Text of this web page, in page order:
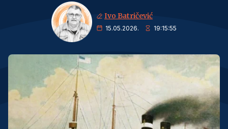
Ivo Batričević
15.05.2026. 19:15:55